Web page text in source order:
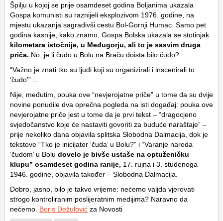
Špilju u kojoj se prije osamdeset godina Boljanima ukazala
Gospa komunisti su raznijeli eksplozivom 1976. godine, na
mjestu ukazanja sagradivši cestu Bol-Gornji Humac. Samo pet
godina kasnije, kako znamo, Gospa Bolska ukazala se stotinjak
kilometara istočnije, u Međugorju, ali to je sasvim druga
priča. No, je li čudo u Bolu na Braču doista bilo čudo?
“Važno je znati tko su ljudi koji su organizirali i inscenirali to
‘čudo’”…
Nije, međutim, pouka ove “nevjerojatne priče” u tome da su dvije
novine ponudile dva oprečna pogleda na isti događaj: pouka ove
nevjerojatne priče jest u tome da je prvi tekst – “dragocjeno
svjedočanstvo koje će nastaviti govoriti za buduće naraštaje” –
prije nekoliko dana objavila splitska Slobodna Dalmacija, dok je
tekstove “Tko je inicijator ‘čuda’ u Bolu?” i “Varanje naroda
‘čudom’ u Bolu dovelo je bivše ustaše na optuženičku
klupu” osamdeset godina ranije, 17. rujna i 3. studenoga
1946. godine, objavila također – Slobodna Dalmacija.
Dobro, jasno, bilo je takvo vrijeme: nećemo valjda vjerovati
strogo kontroliranim poslijeratnim medijima? Naravno da
nećemo. Boris Dežulović za Novosti